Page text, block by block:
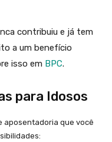
contribuiu e já tem
a um benefício
isso em BPC.
para Idosos
aposentadoria que você